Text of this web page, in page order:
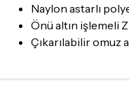
İade ve değişimi talep
olması, ambalajının
eksiksiz olması
göndermeden önce
gösterebilir. Lütfen
Naylon astarlı
Önü altın işlemeli
Çıkarılabilir omuz